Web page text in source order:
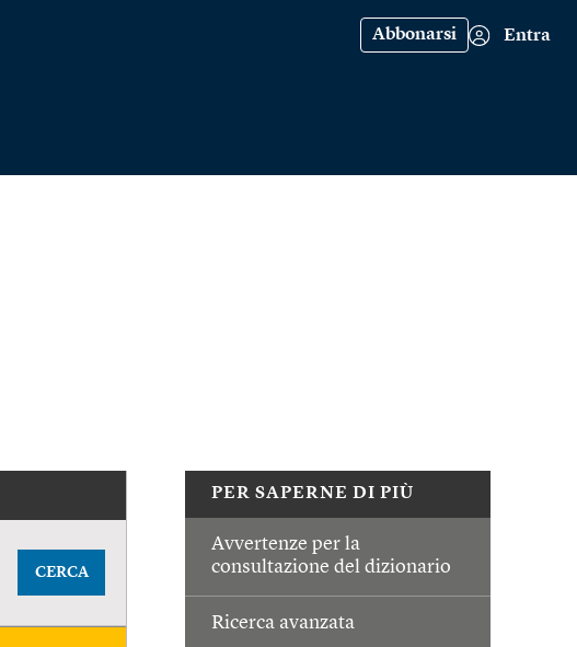
Abbonarsi Entra
PER SAPERNE DI PIÙ
Avvertenze per la
consultazione del dizionario
Ricerca avanzata
CERCA